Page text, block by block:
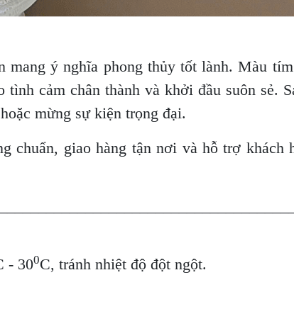
mang ý nghĩa phong thủy tốt lành. Màu
cảm chân thành và khởi đầu suôn sẻ.
mừng sự kiện trọng đại.
chuẩn, giao hàng tận nơi và hỗ trợ khách
- 300C, tránh nhiệt độ đột ngột.